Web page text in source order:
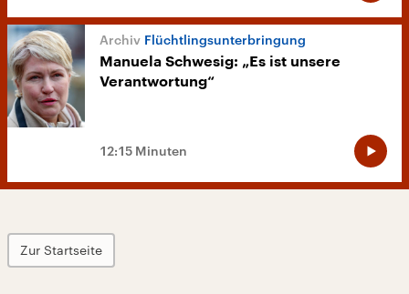
Flüchtlingsunterbringung
Manuela Schwesig: „Es ist unsere
Verantwortung“
12:15 Minuten
Zur Startseite